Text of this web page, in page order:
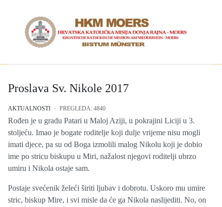
Proslava Sv. Nikole 2017
AKTUALNOSTI PREGLEDA: 4840
Rođen je u gradu Patari u Maloj Aziji, u pokrajini Liciji u 3.
stoljeću. Imao je bogate roditelje koji dulje vrijeme nisu mogli
imati djece, pa su od Boga izmolili malog Nikolu koji je dobio
ime po stricu biskupu u Miri, nažalost njegovi roditelji ubrzo
umiru i Nikola ostaje sam.
Postaje svećenik želeći širiti ljubav i dobrotu. Uskoro mu umire
stric, biskup Mire, i svi misle da će ga Nikola naslijediti. No, on